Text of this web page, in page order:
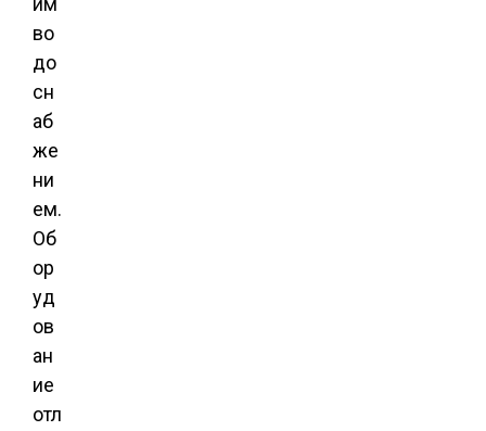
во
до
сн
аб
же
ни
ем.
Об
ор
уд
ов
ан
ие
отл